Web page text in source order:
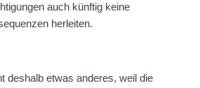
auch künftig keine
herleiten.
deshalb etwas anderes, weil die